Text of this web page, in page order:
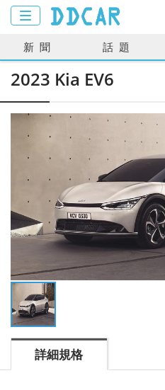
新聞 話題
2023 Kia EV6
詳細規格